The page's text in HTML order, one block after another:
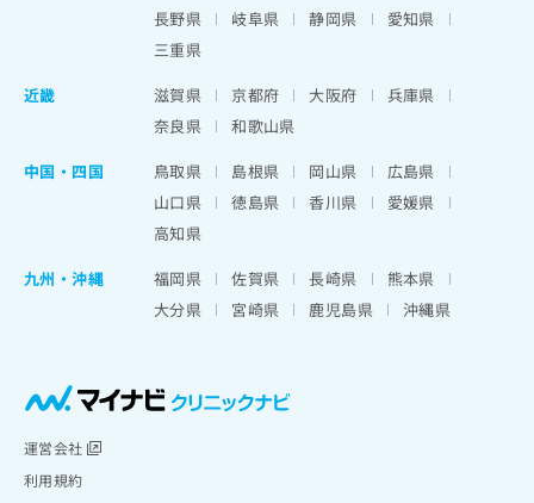
長野県
岐阜県 静岡県
愛知県
三重県
近畿
滋賀県 京都府 大阪府
兵庫県
奈良県
和歌山県
中国・四国
鳥取県 島根県 岡山県
広島県
山口県
徳島県 香川県
愛媛県
高知県
九州・沖縄
福岡県 佐賀県 長崎県
熊本県
大分県
宮崎県 鹿児島県 沖縄県
運営会社
利用規約